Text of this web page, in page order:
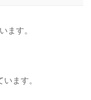
ます。
ます。